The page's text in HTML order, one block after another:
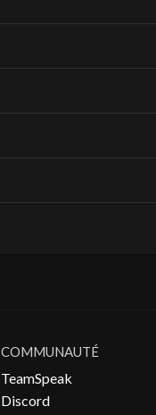
COMMUNAUTÉ
TeamSpeak
Discord